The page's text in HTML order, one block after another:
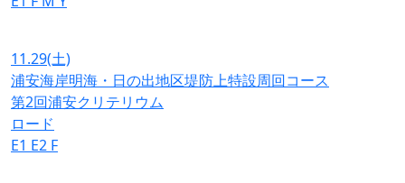
11.29(土)
浦安海岸明海・日の出地区堤防上特設周回コース
第2回浦安クリテリウム
ロード
E1 E2 F